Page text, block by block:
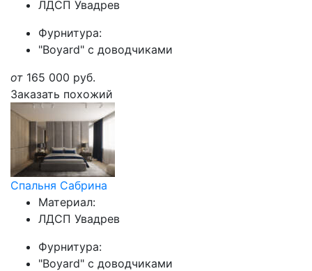
ЛДСП Увадрев
Фурнитура:
"Boyard" с доводчиками
от 165 000 руб.
Заказать похожий
Спальня Сабрина
Материал:
ЛДСП Увадрев
Фурнитура:
"Boyard" с доводчиками